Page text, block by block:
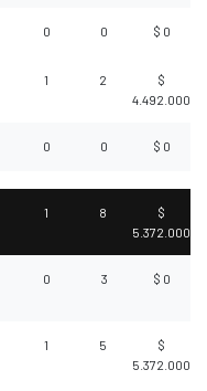
0 0 $ 0
1 2
$
4.492.000
0 0 $ 0
1 8
$
5.372.000
0 3 $ 0
1 5
$
5.372.000